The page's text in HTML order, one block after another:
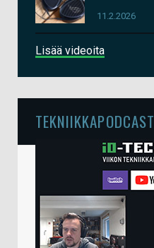
11.2.2026
Lisää videoita
TEKNIIKKAPODCAST